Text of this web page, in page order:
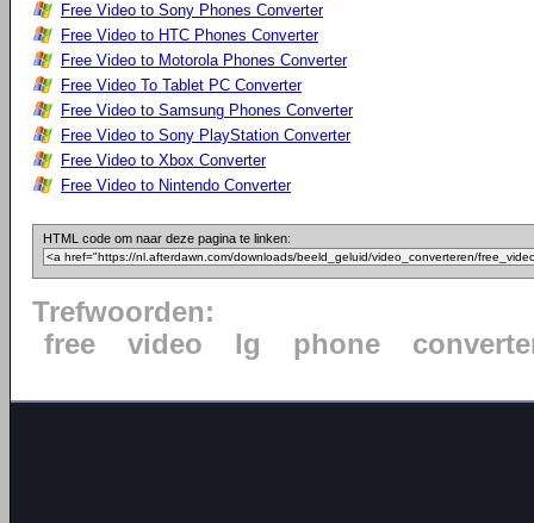
Free Video to Sony Phones Converter
Free Video to HTC Phones Converter
Free Video to Motorola Phones Converter
Free Video To Tablet PC Converter
Free Video to Samsung Phones Converter
Free Video to Sony PlayStation Converter
Free Video to Xbox Converter
Free Video to Nintendo Converter
HTML code om naar deze pagina te linken:
Trefwoorden:
free
video lg phone